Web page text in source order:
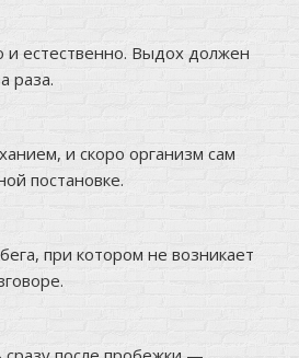
естественно. Выдох должен
раза.
и скоро организм сам
постановке.
при котором не возникает